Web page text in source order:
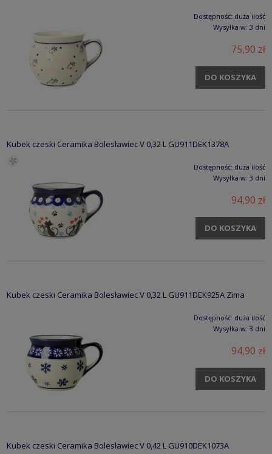
Dostępność: duża ilość
Wysyłka w: 3 dni
75,90 zł
DO KOSZYKA
Kubek czeski Ceramika Bolesławiec V 0,32 L GU911DEK1378A
Dostępność: duża ilość
Wysyłka w: 3 dni
94,90 zł
DO KOSZYKA
Kubek czeski Ceramika Bolesławiec V 0,32 L GU911DEK925A Zima
Dostępność: duża ilość
Wysyłka w: 3 dni
94,90 zł
DO KOSZYKA
Kubek czeski Ceramika Bolesławiec V 0,42 L GU910DEK1073A